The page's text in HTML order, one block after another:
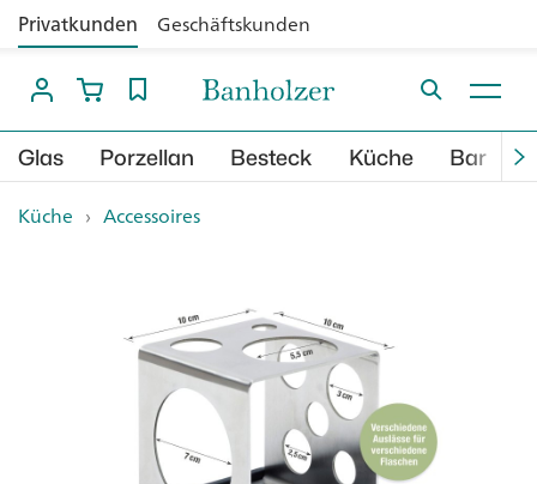
Privatkunden Geschäftskunden
Glas Porzellan Besteck Küche Bar
Küche › Accessoires